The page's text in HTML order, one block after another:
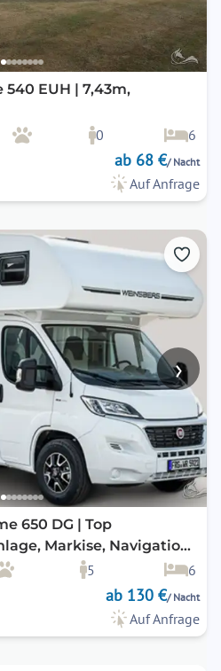
540 EUH | 7,43m,
0
6
ab 68 €/ Nacht
Auf Anfrage
›
650 DG | Top
Markise, Navigation,
5
6
ab 130 €/ Nacht
Auf Anfrage